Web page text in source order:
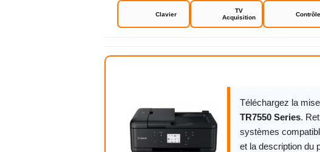
Clavier
TV
Acquisition
Canon PIXMA
Téléchargez la
TR7550 Series.
systèmes
et la description du